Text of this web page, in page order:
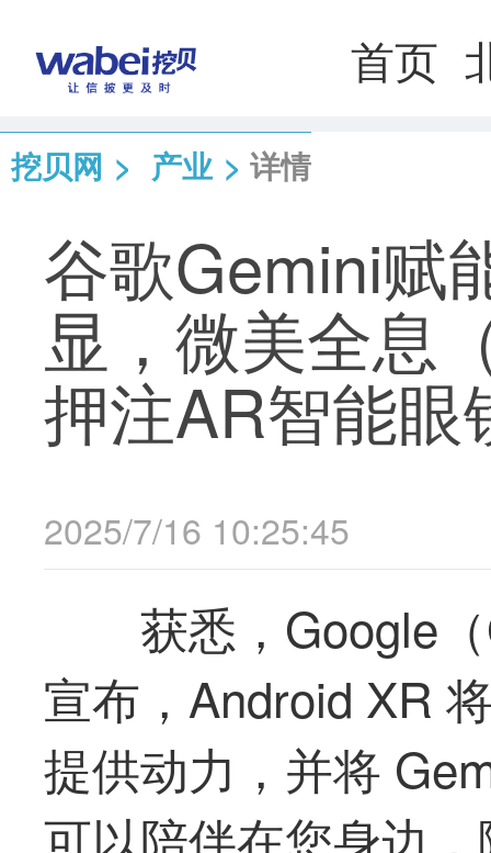
首页
挖贝网 > 产业 > 详情
谷歌Gemini赋
显，微美全息
押注AR智能眼
2025/7/16 10:25:45
获悉，Google
宣布，Android XR
提供动力，并将
可以陪伴在您身边